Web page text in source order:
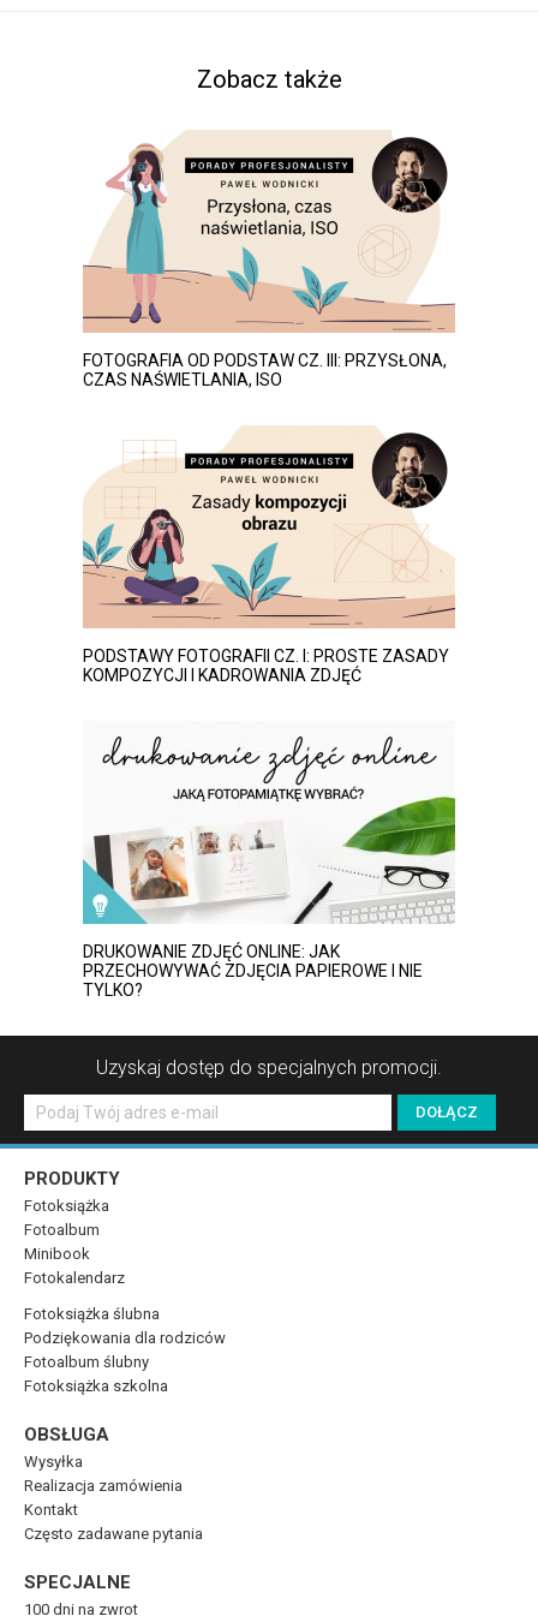
Zobacz także
FOTOGRAFIA OD PODSTAW CZ. III: PRZYSŁONA,
CZAS NAŚWIETLANIA, ISO
PODSTAWY FOTOGRAFII CZ. I: PROSTE ZASADY
KOMPOZYCJI I KADROWANIA ZDJĘĆ
DRUKOWANIE ZDJĘĆ ONLINE: JAK
PRZECHOWYWAĆ ZDJĘCIA PAPIEROWE I NIE
TYLKO?
Uzyskaj dostęp do specjalnych promocji.
PRODUKTY
Fotoksiążka
Fotoalbum
Minibook
Fotokalendarz
Fotoksiążka ślubna
Podziękowania dla rodziców
Fotoalbum ślubny
Fotoksiążka szkolna
OBSŁUGA
Wysyłka
Realizacja zamówienia
Kontakt
Często zadawane pytania
SPECJALNE
100 dni na zwrot